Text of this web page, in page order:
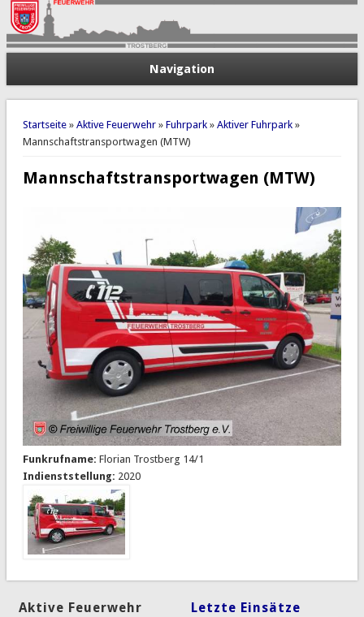
Navigation
Sie sind hier
Startseite» Aktive Feuerwehr» Fuhrpark» Aktiver Fuhrpark»
Mannschaftstransportwagen (MTW)
Mannschaftstransportwagen (MTW)
Funkrufname: Florian Trostberg 14/1
Indienststellung: 2020
Aktive Feuerwehr Letzte Einsätze